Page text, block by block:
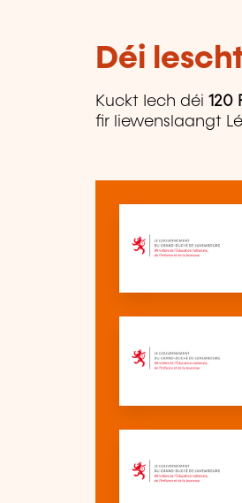
Déi
Kuckt Iech déi 120
fir liewenslaangt